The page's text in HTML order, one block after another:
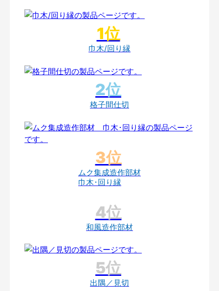
巾木/回り縁
格子間仕切
ムク集成造作部材
巾木･回り縁
和風造作部材
出隅／見切